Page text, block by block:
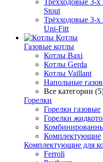
Трёхходовые 3-
Stout
Трёхходовые 3-
Uni-Fitt
Котлы
Газовые котлы
Котлы Baxi
Котлы Gerda
Котлы Vaillant
Напольные
Все категории
Горелки
Горелки газовые
Горелки
Комплектующие
Комплектующие для
Ferroli